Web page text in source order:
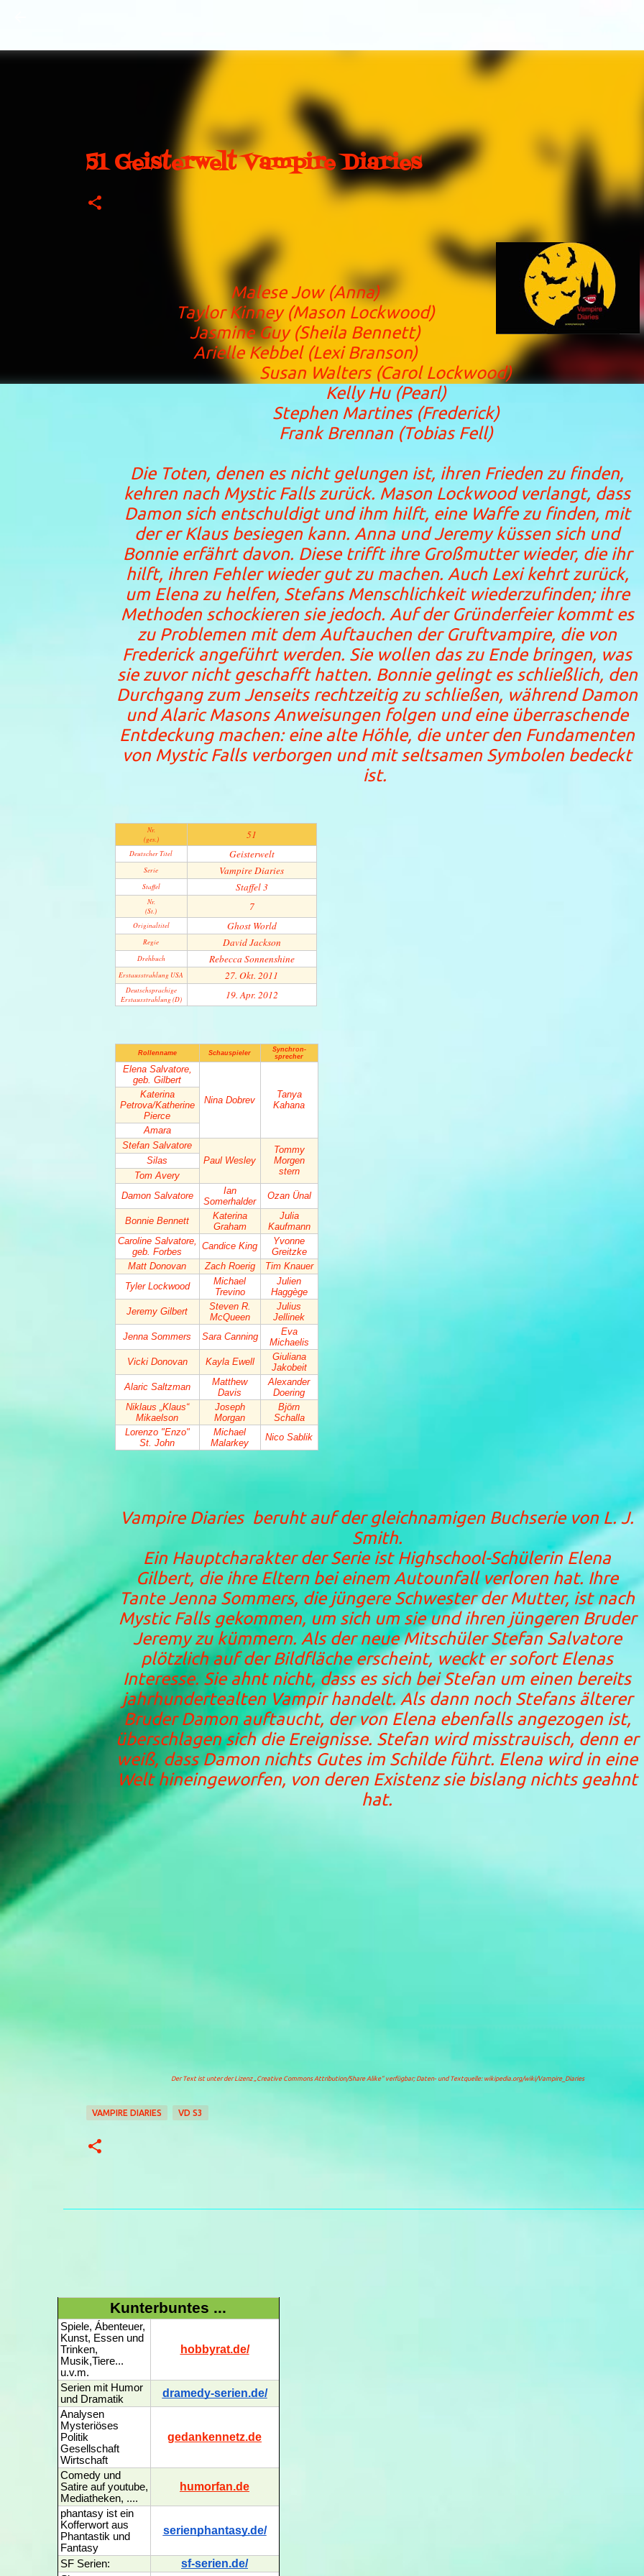
51 Geisterwelt Vampire Diaries
Malese Jow (Anna)
Taylor Kinney (Mason Lockwood)
Jasmine Guy (Sheila Bennett)
Arielle Kebbel (Lexi Branson)
Susan Walters (Carol Lockwood)
Kelly Hu (Pearl)
Stephen Martines (Frederick)
Frank Brennan (Tobias Fell)
Die Toten, denen es nicht gelungen ist, ihren Frieden zu finden,
kehren nach Mystic Falls zurück. Mason Lockwood verlangt, dass
Damon sich entschuldigt und ihm hilft, eine Waffe zu finden, mit
der er Klaus besiegen kann. Anna und Jeremy küssen sich und
Bonnie erfährt davon. Diese trifft ihre Großmutter wieder, die ihr
hilft, ihren Fehler wieder gut zu machen. Auch Lexi kehrt zurück,
um Elena zu helfen, Stefans Menschlichkeit wiederzufinden; ihre
Methoden schockieren sie jedoch. Auf der Gründerfeier kommt es
zu Problemen mit dem Auftauchen der Gruftvampire, die von
Frederick angeführt werden. Sie wollen das zu Ende bringen, was
sie zuvor nicht geschafft hatten. Bonnie gelingt es schließlich, den
Durchgang zum Jenseits rechtzeitig zu schließen, während Damon
und Alaric Masons Anweisungen folgen und eine überraschende
Entdeckung machen: eine alte Höhle, die unter den Fundamenten
von Mystic Falls verborgen und mit seltsamen Symbolen bedeckt
ist.
Nr.
(ges.)
51
Deutscher Titel Geisterwelt
Serie Vampire Diaries
Staffel Staffel 3
Nr.
(St.)
7
Original­titel Ghost World
Regie David Jackson
Drehbuch Rebecca Sonnenshine
Erstaus­strahlung USA 27. Okt. 2011
Deutsch­sprachige
Erstaus­strahlung (D)
19. Apr. 2012
Rollenname Schauspieler
Synchron-
sprecher
Elena Salvatore,
geb. Gilbert
Nina Dobrev
Tanya
Kahana
Katerina
Petrova/Katherine
Pierce
Amara
Stefan Salvatore
Paul Wesley
Tommy
Morgen
stern
Silas
Tom Avery
Damon Salvatore
Ian
Somerhalder
Ozan Ünal
Bonnie Bennett
Katerina
Graham
Julia
Kaufmann
Caroline Salvatore,
geb. Forbes
Candice King
Yvonne
Greitzke
Matt Donovan
Zach Roerig
Tim Knauer
Tyler Lockwood
Michael
Trevino
Julien
Haggège
Jeremy Gilbert
Steven R.
McQueen
Julius
Jellinek
Jenna Sommers
Sara Canning
Eva
Michaelis
Vicki Donovan
Kayla Ewell
Giuliana
Jakobeit
Alaric Saltzman
Matthew
Davis
Alexander
Doering
Niklaus „Klaus“
Mikaelson
Joseph
Morgan
Björn
Schalla
Lorenzo "Enzo"
St. John
Michael
Malarkey
Nico Sablik
Vampire Diaries beruht auf der gleichnamigen Buchserie von L. J.
Smith.
Ein Hauptcharakter der Serie ist Highschool-Schülerin Elena
Gilbert, die ihre Eltern bei einem Autounfall verloren hat. Ihre
Tante Jenna Sommers, die jüngere Schwester der Mutter, ist nach
Mystic Falls gekommen, um sich um sie und ihren jüngeren Bruder
Jeremy zu kümmern. Als der neue Mitschüler Stefan Salvatore
plötzlich auf der Bildfläche erscheint, weckt er sofort Elenas
Interesse. Sie ahnt nicht, dass es sich bei Stefan um einen bereits
jahrhundertealten Vampir handelt. Als dann noch Stefans älterer
Bruder Damon auftaucht, der von Elena ebenfalls angezogen ist,
überschlagen sich die Ereignisse. Stefan wird misstrauisch, denn er
weiß, dass Damon nichts Gutes im Schilde führt. Elena wird in eine
Welt hineingeworfen, von deren Existenz sie bislang nichts geahnt
hat.
Der Text ist unter der Lizenz„Creative Commons Attribution/Share Alike“verfügbar; Daten- und Textquelle: wikipedia.org/wiki/Vampire_Diaries
VAMPIRE DIARIES VD S3
Kunterbuntes ...
Spiele, Ábenteuer,
Kunst, Essen und
Trinken,
Musik,Tiere...
u.v.m.
hobbyrat.de/
Serien mit Humor
und Dramatik
dramedy-serien.de/
Analysen
Mysteriöses
Politik
Gesellschaft
Wirtschaft
gedankennetz.de
Comedy und
Satire auf youtube,
Mediatheken, ....
humorfan.de
phantasy ist ein
Kofferwort aus
Phantastik und
Fantasy
serienphantasy.de/
SF Serien: sf-serien.de/